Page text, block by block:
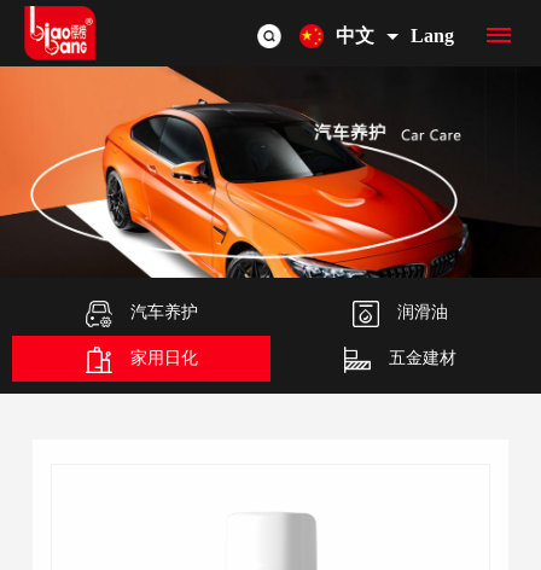
中文 Lang
首
页
品
牌
介
绍
产
品
总
OEM/ODM
联
汽车养护 润滑油
家用日化 五金建材